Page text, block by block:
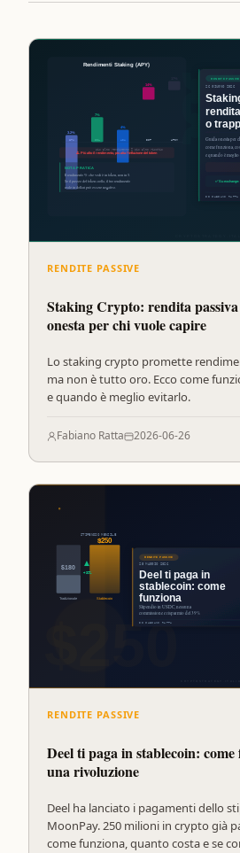
RENDITE PASSIVE
Staking Crypto: rendita
onesta per chi vuole capire
Lo staking crypto promette
ma non è tutto oro. Ecco come
e quando è meglio evitarlo.
Fabiano Ratta 2026-06-26
RENDITE PASSIVE
Deel ti paga in stablecoin:
una rivoluzione
Deel ha lanciato i pagamenti dello
MoonPay. 250 milioni in crypto già
come funziona, quanto costa